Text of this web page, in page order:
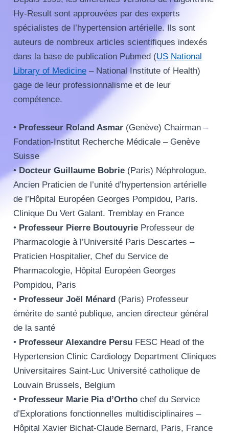
Hy-Result sont approuvées par des experts
spécialistes de l’hypertension artérielle. Ils sont
auteurs de nombreux articles scientifiques indexés
dans la base de publication Pubmed (US National
Library of Medicine– National Institute of Health)
gage de leur professionnalisme et de leur
compétence.
• Professeur Roland Asmar(Genève) Chairman –
Fondation-Institut Recherche Médicale – Genève
Suisse
•Docteur Guillaume Bobrie(Paris) Néphrologue.
Ancien Praticien de l’unité d’hypertension artérielle
de l’Hôpital Européen Georges Pompidou, Paris.
Clinique Du Vert Galant. Tremblay en France
• Professeur Pierre BoutouyrieProfesseur de
Pharmacologie à l’Université Paris Descartes –
Praticien Hospitalier, Chef du Service de
Pharmacologie, Hôpital Européen Georges
Pompidou, Paris
• Professeur Joël Ménard(Paris) Professeur
émérite de santé publique, ancien directeur général
de la santé
• Professeur Alexandre PersuFESC Head of the
Hypertension Clinic Cardiology Department Cliniques
Universitaires Saint-Luc Université catholique de
Louvain Brussels, Belgium
• Professeur Marie Pia d’Ortho chef du Service
d’Explorations fonctionnelles multidisciplinaires –
Hôpital Xavier Bichat-Claude Bernard, Paris, France